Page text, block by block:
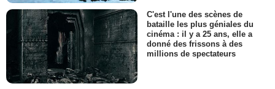
C'est l'une des scènes de
bataille les plus géniales du
cinéma : il y a 25 ans, elle a
donné des frissons à des
millions de spectateurs